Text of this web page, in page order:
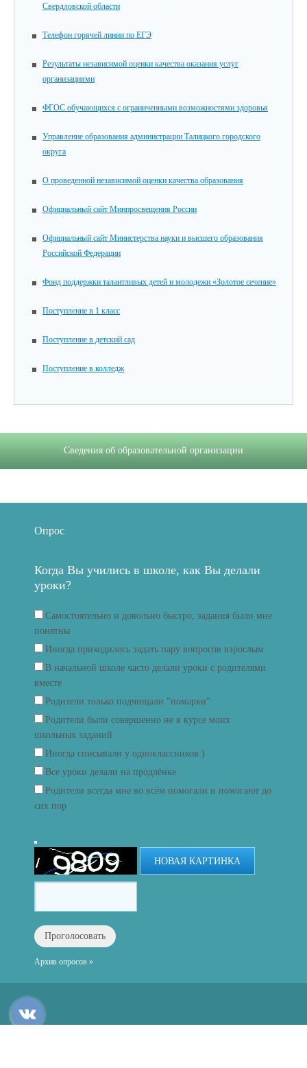
Свердловской области
Телефон горячей линии по ЕГЭ
Результаты независимой оценки качества оказания услуг
организациями
ФГОС обучающихся с ограниченными возможностями здоровья
Управление образования администрации Талицкого городского
округа
О проведенной независимой оценки качества образования
Официальный сайт Минпросвещения России
Официальный сайт Министерства науки и высшего образования
Российской Федерации
Фонд поддержки талантливых детей и молодежи «Золотое сечение»
Поступление в 1 класс
Поступление в детский сад
Поступление в колледж
Сведения об образовательной организации
Опрос
Когда Вы учились в школе, как Вы делали
уроки?
Самостоятельно и довольно быстро, задания были мне
понятны
Иногда приходилось задать пару вопросов взрослым
В начальной школе часто делали уроки с родителями
вместе
Родители только подчищали "помарки"
Родители были совершенно не в курсе моих
школьных заданий
Иногда списывали у одноклассников:)
Все уроки делали на продлёнке
Родители всегда мне во всём помогали и помогают до
сих пор
НОВАЯ КАРТИНКА
Архив опросов »